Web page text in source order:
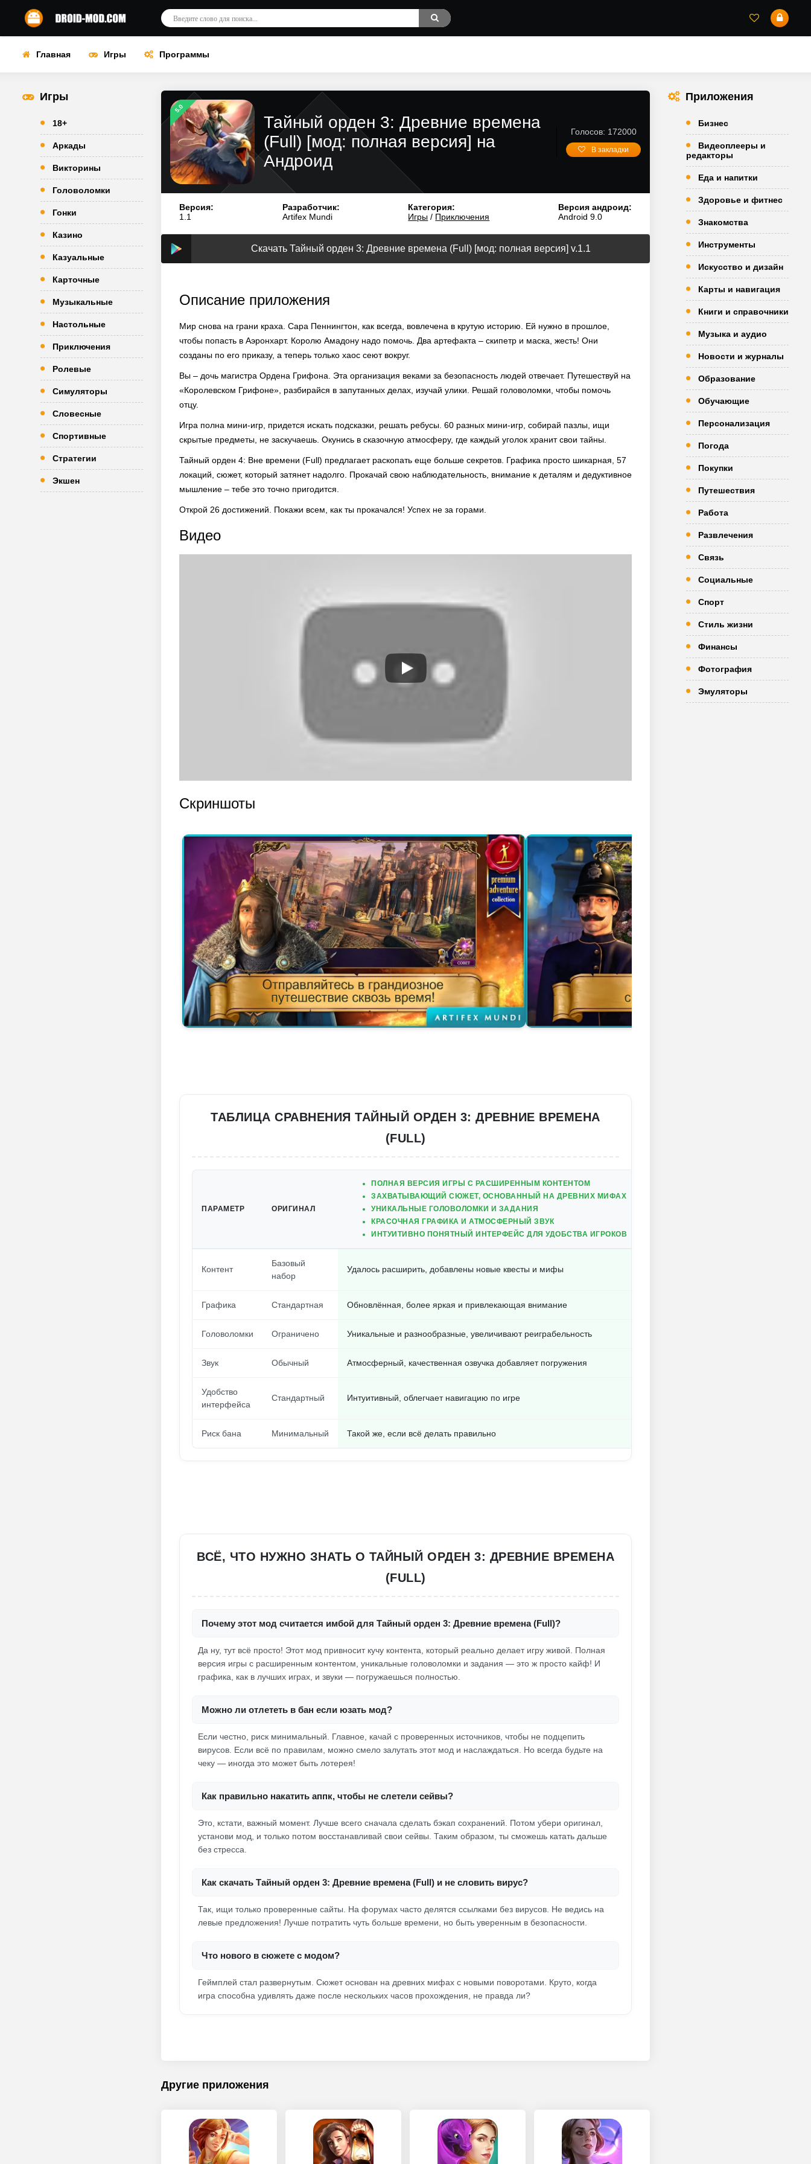
Главная Игры Программы
Игры
18+
Аркады
Викторины
Головоломки
Гонки
Казино
Казуальные
Карточные
Музыкальные
Настольные
Приключения
Ролевые
Симуляторы
Словесные
Спортивные
Стратегии
Экшен
5.0
Тайный орден 3: Древние времена
(Full) [мод: полная версия] на
Андроид
Голосов: 172000
В закладки
Версия:
1.1
Разработчик:
Artifex Mundi
Категория:
Игры / Приключения
Версия андроид:
Android 9.0
Скачать Тайный орден 3: Древние времена (Full) [мод: полная версия] v.1.1
Описание приложения
Мир снова на грани краха. Сара Пеннингтон, как всегда, вовлечена в крутую историю. Ей нужно в прошлое,
чтобы попасть в Аэронхарт. Королю Амадону надо помочь. Два артефакта – скипетр и маска, жесть! Они
созданы по его приказу, а теперь только хаос сеют вокруг.
Вы – дочь магистра Ордена Грифона. Эта организация веками за безопасность людей отвечает. Путешествуй на
«Королевском Грифоне», разбирайся в запутанных делах, изучай улики. Решай головоломки, чтобы помочь
отцу.
Игра полна мини-игр, придется искать подсказки, решать ребусы. 60 разных мини-игр, собирай пазлы, ищи
скрытые предметы, не заскучаешь. Окунись в сказочную атмосферу, где каждый уголок хранит свои тайны.
Тайный орден 4: Вне времени (Full) предлагает раскопать еще больше секретов. Графика просто шикарная, 57
локаций, сюжет, который затянет надолго. Прокачай свою наблюдательность, внимание к деталям и дедуктивное
мышление – тебе это точно пригодится.
Открой 26 достижений. Покажи всем, как ты прокачался! Успех не за горами.
Видео
Скриншоты
ТАБЛИЦА СРАВНЕНИЯ ТАЙНЫЙ ОРДЕН 3: ДРЕВНИЕ ВРЕМЕНА
(FULL)
ПАРАМЕТР ОРИГИНАЛ
ПОЛНАЯ ВЕРСИЯ ИГРЫ С РАСШИРЕННЫМ КОНТЕНТОМ
ЗАХВАТЫВАЮЩИЙ СЮЖЕТ, ОСНОВАННЫЙ НА ДРЕВНИХ МИФАХ
УНИКАЛЬНЫЕ ГОЛОВОЛОМКИ И ЗАДАНИЯ
КРАСОЧНАЯ ГРАФИКА И АТМОСФЕРНЫЙ ЗВУК
ИНТУИТИВНО ПОНЯТНЫЙ ИНТЕРФЕЙС ДЛЯ УДОБСТВА ИГРОКОВ
Контент
Базовый
набор
Удалось расширить, добавлены новые квесты и мифы
Графика Стандартная Обновлённая, более яркая и привлекающая внимание
Головоломки Ограничено Уникальные и разнообразные, увеличивают реиграбельность
Звук Обычный Атмосферный, качественная озвучка добавляет погружения
Удобство
интерфейса
Стандартный Интуитивный, облегчает навигацию по игре
Риск бана Минимальный Такой же, если всё делать правильно
ВСЁ, ЧТО НУЖНО ЗНАТЬ О ТАЙНЫЙ ОРДЕН 3: ДРЕВНИЕ ВРЕМЕНА
(FULL)
Почему этот мод считается имбой для Тайный орден 3: Древние времена (Full)?
Да ну, тут всё просто! Этот мод привносит кучу контента, который реально делает игру живой. Полная
версия игры с расширенным контентом, уникальные головоломки и задания — это ж просто кайф! И
графика, как в лучших играх, и звуки — погружаешься полностью.
Можно ли отлететь в бан если юзать мод?
Если честно, риск минимальный. Главное, качай с проверенных источников, чтобы не подцепить
вирусов. Если всё по правилам, можно смело залутать этот мод и наслаждаться. Но всегда будьте на
чеку — иногда это может быть лотерея!
Как правильно накатить аппк, чтобы не слетели сейвы?
Это, кстати, важный момент. Лучше всего сначала сделать бэкап сохранений. Потом убери оригинал,
установи мод, и только потом восстанавливай свои сейвы. Таким образом, ты сможешь катать дальше
без стресса.
Как скачать Тайный орден 3: Древние времена (Full) и не словить вирус?
Так, ищи только проверенные сайты. На форумах часто делятся ссылками без вирусов. Не ведись на
левые предложения! Лучше потратить чуть больше времени, но быть уверенным в безопасности.
Что нового в сюжете с модом?
Геймплей стал развернутым. Сюжет основан на древних мифах с новыми поворотами. Круто, когда
игра способна удивлять даже после нескольких часов прохождения, не правда ли?
Другие приложения
Приложения
Бизнес
Видеоплееры и
редакторы
Еда и напитки
Здоровье и фитнес
Знакомства
Инструменты
Искусство и дизайн
Карты и навигация
Книги и справочники
Музыка и аудио
Новости и журналы
Образование
Обучающие
Персонализация
Погода
Покупки
Путешествия
Работа
Развлечения
Связь
Социальные
Спорт
Стиль жизни
Финансы
Фотография
Эмуляторы